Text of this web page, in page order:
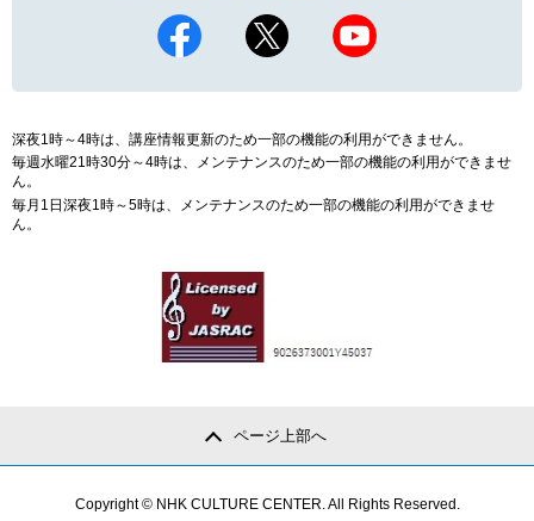
深夜1時～4時は、講座情報更新のため一部の機能の利用ができません。
毎週水曜21時30分～4時は、メンテナンスのため一部の機能の利用ができませ
ん。
毎月1日深夜1時～5時は、メンテナンスのため一部の機能の利用ができませ
ん。
ページ上部へ
Copyright © NHK CULTURE CENTER. All Rights Reserved.